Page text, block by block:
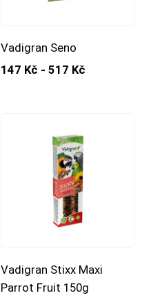
Vadigran Seno
147 Kč - 517 Kč
Vadigran Stixx Maxi
Parrot Fruit 150g